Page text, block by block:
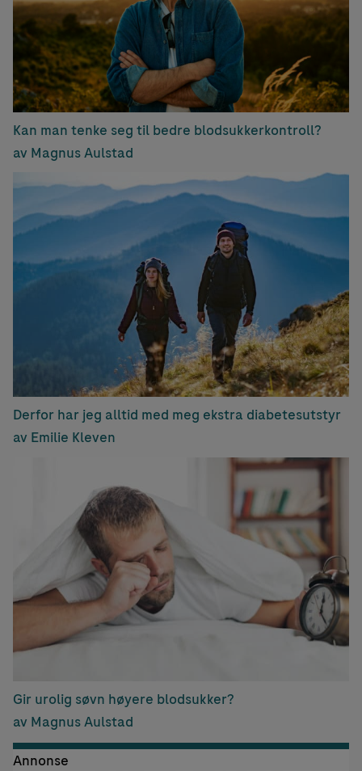
Kan man tenke seg til bedre blodsukkerkontroll?
av Magnus Aulstad
Derfor har jeg alltid med meg ekstra diabetesutstyr
av Emilie Kleven
Gir urolig søvn høyere blodsukker?
av Magnus Aulstad
Annonse